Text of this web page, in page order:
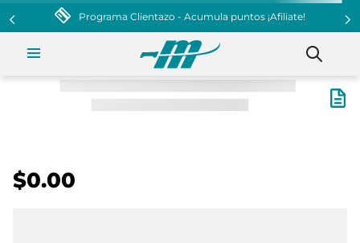
Programa Clientazo - Acumula puntos ¡Afiliate!
$0.00